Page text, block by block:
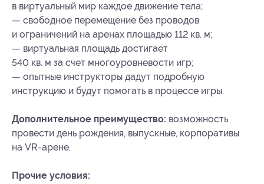
в виртуальный мир каждое движение тела;
— свободное перемещение без проводов
и ограничений на аренах площадью 112 кв. м;
— виртуальная площадь достигает
540 кв. м за счет многоуровневости игр;
— опытные инструкторы дадут подробную
инструкцию и будут помогать в процессе игры.
Дополнительное преимущество: возможность
провести день рождения, выпускные, корпоративы
на VR-арене.
Прочие условия: